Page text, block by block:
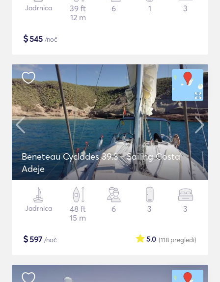
Jadrnica
39 ft
12 m
6 1 3
$545 /noč
Beneteau Cyclades 39.3 - Sailing Costa
Adeje
Jadrnica
48 ft
15 m
6 3 3
$597 /noč (118 pregledi)
5.0